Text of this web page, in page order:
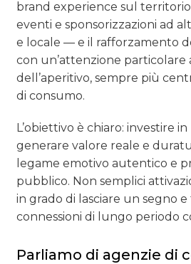
brand experience sul
eventi e sponsorizzazioni ad
e locale — e il rafforzamento
con un’attenzione particolare
dell’aperitivo, sempre più
di consumo.
L’obiettivo è chiaro: investire
generare valore reale e
legame emotivo autentico e
pubblico. Non semplici
in grado di lasciare un segno e
connessioni di lungo periodo
Parliamo di agenzie di